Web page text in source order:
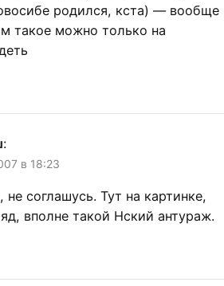
родился, кста) — вообще
такое можно только на
:
в 18:23
не соглашусь. Тут на картинке,
вполне такой Нский антураж.